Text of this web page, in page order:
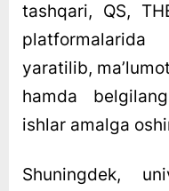
tashqari, QS,
yaratilib,
hamda
ishlar amalga
Shuningdek,